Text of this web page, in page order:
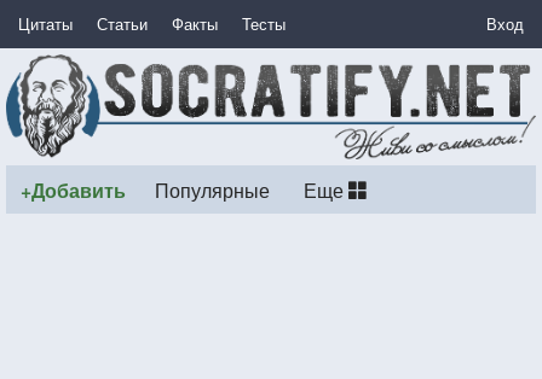
Цитаты Статьи Факты Тесты Вход
+Добавить Популярные Еще